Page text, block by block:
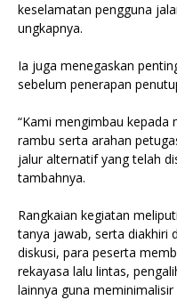
keselamatan pengguna
ungkapnya.
Ia juga menegaskan
sebelum penerapan
“Kami mengimbau
rambu serta arahan
jalur alternatif yang telah
tambahnya.
Rangkaian kegiatan
tanya jawab, serta diakhiri
diskusi, para peserta
rekayasa lalu lintas,
lainnya guna